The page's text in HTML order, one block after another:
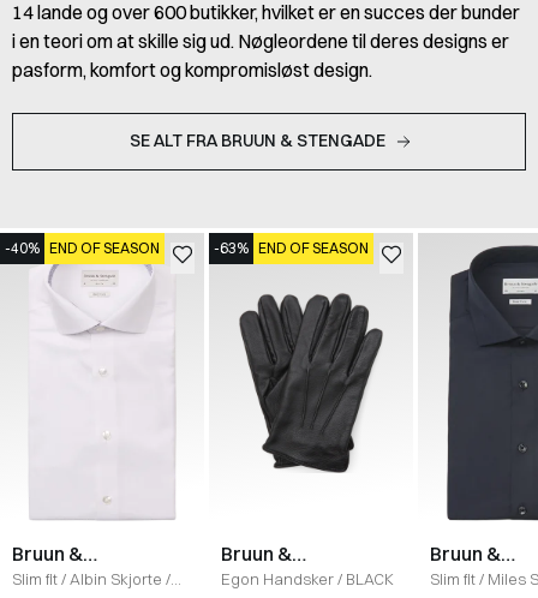
14 lande og over 600 butikker, hvilket er en succes der bunder
i en teori om at skille sig ud. Nøgleordene til deres designs er
pasform, komfort og kompromisløst design.
SE ALT FRA BRUUN & STENGADE
-40% END OF SEASON
Bruun &
Stengade
Slim fit/ Albin Skjorte /
-63% END OF SEASON
Bruun &
Stengade
Egon Handsker/ BLACK
Bruun &
Stengade
Slim fit/ Miles